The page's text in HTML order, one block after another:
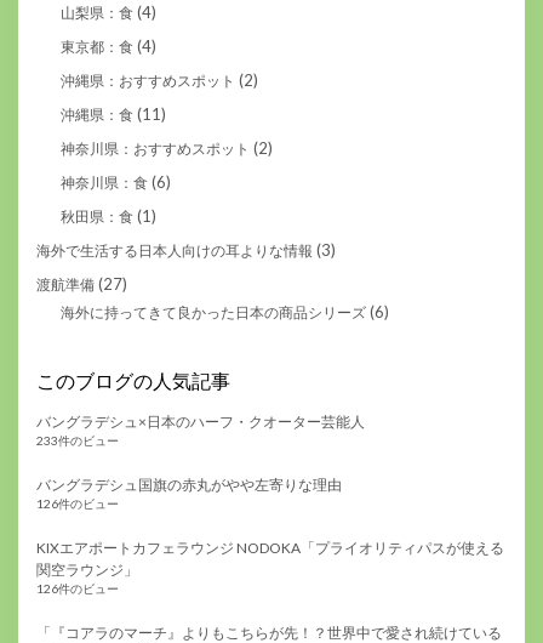
山梨県：食 (4)
東京都：食 (4)
沖縄県：おすすめスポット (2)
沖縄県：食 (11)
神奈川県：おすすめスポット (2)
神奈川県：食 (6)
秋田県：食 (1)
海外で生活する日本人向けの耳よりな情報 (3)
渡航準備 (27)
海外に持ってきて良かった日本の商品シリーズ (6)
このブログの人気記事
バングラデシュ×日本のハーフ・クオーター芸能人
233件のビュー
バングラデシュ国旗の赤丸がやや左寄りな理由
126件のビュー
KIXエアポートカフェラウンジ NODOKA「プライオリティパスが使える
関空ラウンジ」
126件のビュー
「『コアラのマーチ』よりもこちらが先！？世界中で愛され続けている